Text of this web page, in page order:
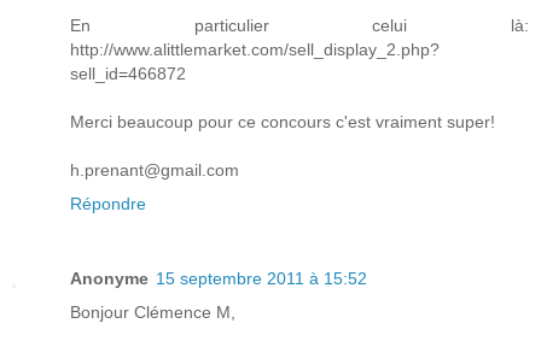
En particulier celui là:
http://www.alittlemarket.com/sell_display_2.php?
sell_id=466872
Merci beaucoup pour ce concours c'est vraiment super!
h.prenant@gmail.com
Répondre
Anonyme 15 septembre 2011 à 15:52
Bonjour Clémence M,